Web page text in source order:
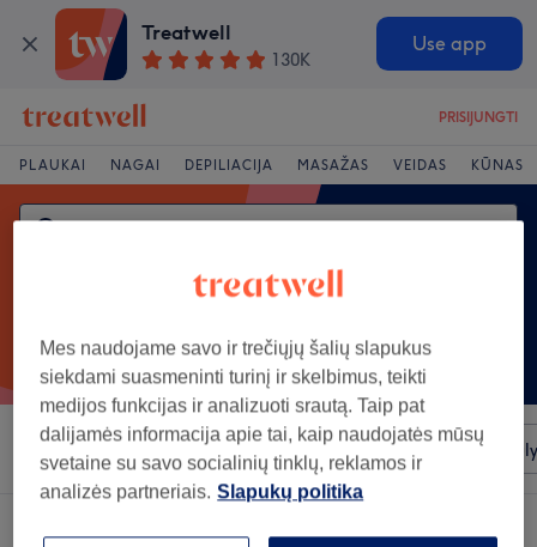
Treatwell
130K
Use app
PRISIJUNGTI
PLAUKAI NAGAI DEPILIACIJA MASAŽAS VEIDAS KŪNAS
Rūšiuoti pagal Bet kuri kaina Salonai Greiti
Mes naudojame savo ir trečiųjų šalių slapukus
siekdami suasmeninti turinį ir skelbimus, teikti
medijos funkcijas ir analizuoti srautą. Taip pat
dalijamės informacija apie tai, kaip naudojatės mūsų
svetaine su savo socialinių tinklų, reklamos ir
analizės partneriais. Slapukų politika